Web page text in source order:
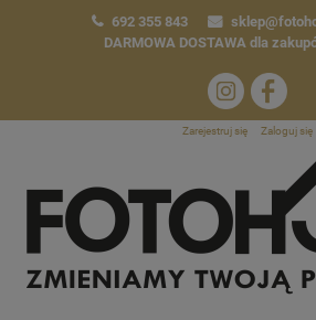
692 355 843
DARMOWA DOSTAWA dla
Zarejestruj się Zaloguj się